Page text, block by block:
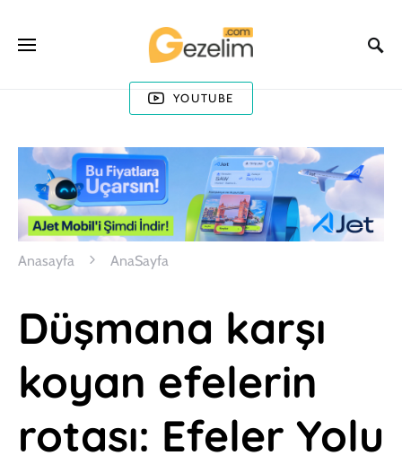
YOUTUBE
Anasayfa AnaSayfa
Düşmana karşı
koyan efelerin
rotası: Efeler Yolu